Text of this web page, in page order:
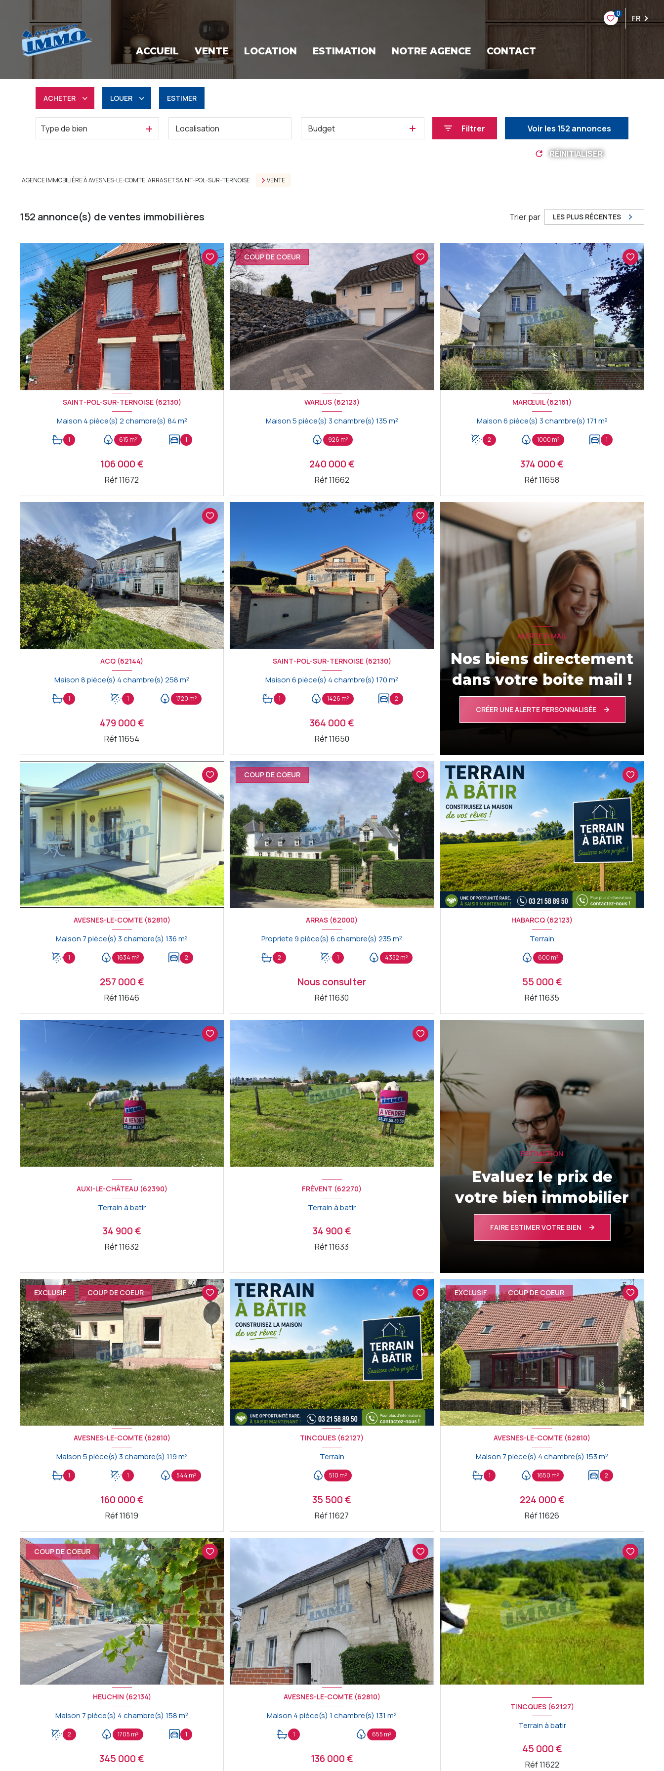
0 FR
ACCUEIL VENTE LOCATION ESTIMATION NOTRE AGENCE CONTACT
ACHETER
Résidentiel
LOUER
à l'année
ESTIMER
Type de bien Budget Filtrer Voir les 152 annonces
RÉINITIALISER
AGENCE IMMOBILIÈRE À AVESNES-LE-COMTE, ARRAS ET SAINT-POL-SUR-TERNOISE VENTE
152 annonce(s) de ventes immobilières Trier par LES PLUS RÉCENTES
SAINT-POL-SUR-TERNOISE (62130)
Maison 4 pièce(s) 2 chambre(s) 84 m²
1 615 m² 1
106 000 €
Réf 11672
VOIR LE BIEN
COUP DE COEUR
WARLUS (62123)
Maison 5 pièce(s) 3 chambre(s) 135 m²
926 m²
240 000 €
Réf 11662
VOIR LE BIEN
MARŒUIL (62161)
Maison 6 pièce(s) 3 chambre(s) 171 m²
2 1000 m² 1
374 000 €
Réf 11658
ACQ (62144)
Maison 8 pièce(s) 4 chambre(s) 258 m²
1 1 1720 m²
479 000 €
Réf 11654
VOIR LE BIEN
SAINT-POL-SUR-TERNOISE (62130)
Maison 6 pièce(s) 4 chambre(s) 170 m²
1 1426 m² 2
364 000 €
Réf 11650
VOIR LE BIEN
ALERTE E-MAIL
Nos biens directement
dans votre boite mail !
CRÉER UNE ALERTE PERSONNALISÉE
AVESNES-LE-COMTE (62810)
Maison 7 pièce(s) 3 chambre(s) 136 m²
1 1634 m² 2
257 000 €
Réf 11646
VOIR LE BIEN
COUP DE COEUR
ARRAS (62000)
Propriete 9 pièce(s) 6 chambre(s) 235 m²
2 1 4352 m²
Nous consulter
Réf 11630
VOIR LE BIEN
HABARCQ (62123)
Terrain
600 m²
55 000 €
Réf 11635
VOIR LE BIEN
AUXI-LE-CHÂTEAU (62390)
Terrain à batir
34 900 €
Réf 11632
FRÉVENT (62270)
Terrain à batir
34 900 €
Réf 11633
ESTIMATION
Evaluez le prix de
votre bien immobilier
FAIRE ESTIMER VOTRE BIEN
EXCLUSIF COUP DE COEUR
AVESNES-LE-COMTE (62810)
Maison 5 pièce(s) 3 chambre(s) 119 m²
1 1 544 m²
160 000 €
Réf 11619
VOIR LE BIEN
TINCQUES (62127)
Terrain
510 m²
35 500 €
Réf 11627
VOIR LE BIEN
EXCLUSIF COUP DE COEUR
AVESNES-LE-COMTE (62810)
Maison 7 pièce(s) 4 chambre(s) 153 m²
1 1650 m² 2
224 000 €
Réf 11626
VOIR LE BIEN
COUP DE COEUR
HEUCHIN (62134)
Maison 7 pièce(s) 4 chambre(s) 158 m²
2 1705 m² 1
345 000 €
AVESNES-LE-COMTE (62810)
Maison 4 pièce(s) 1 chambre(s) 131 m²
1 655 m²
136 000 €
TINCQUES (62127)
Terrain à batir
45 000 €
Réf 11622